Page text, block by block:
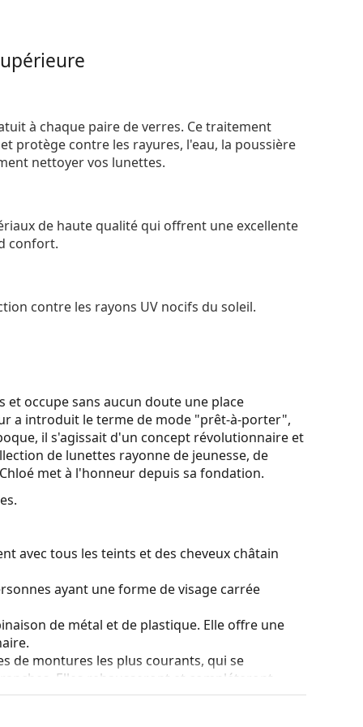
à chaque paire de verres. Ce traitement
protège contre les rayures, l'eau, la poussière
nettoyer vos lunettes.
de haute qualité qui offrent une excellente
confort.
contre les rayons UV nocifs du soleil.
et occupe sans aucun doute une place
a introduit le terme de mode "prêt-à-porter",
il s'agissait d'un concept révolutionnaire et
de lunettes rayonne de jeunesse, de
met à l'honneur depuis sa fondation.
avec tous les teints et des cheveux châtain
ayant une forme de visage carrée
de métal et de plastique. Elle offre une
de montures les plus courants, qui se
Elles rehausseront et compléteront
avantages est la robustesse, la durabilité, le
leur protection contre les dommages. Ce type